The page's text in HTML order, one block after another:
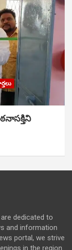
dedicated to
and information
portal, we strive
in the region